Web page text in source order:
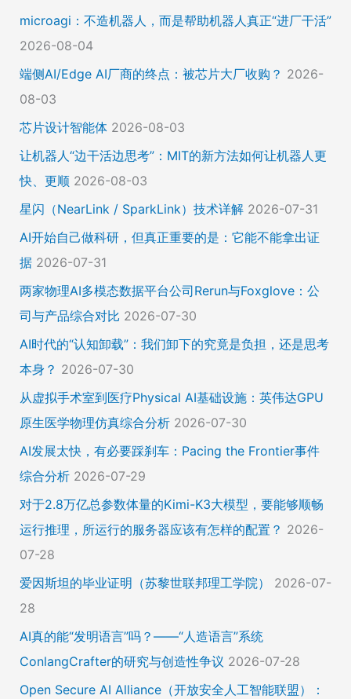
microagi：不造机器人，而是帮助机器人真正“进厂干活”
2026-08-04
端侧AI/Edge AI厂商的终点：被芯片大厂收购？ 2026-
08-03
芯片设计智能体 2026-08-03
让机器人“边干活边思考”：MIT的新方法如何让机器人更
快、更顺 2026-08-03
星闪（NearLink / SparkLink）技术详解 2026-07-31
AI开始自己做科研，但真正重要的是：它能不能拿出证
据 2026-07-31
两家物理AI多模态数据平台公司Rerun与Foxglove：公
司与产品综合对比 2026-07-30
AI时代的“认知卸载”：我们卸下的究竟是负担，还是思考
本身？ 2026-07-30
从虚拟手术室到医疗Physical AI基础设施：英伟达GPU
原生医学物理仿真综合分析 2026-07-30
AI发展太快，有必要踩刹车：Pacing the Frontier事件
综合分析 2026-07-29
对于2.8万亿总参数体量的Kimi-K3大模型，要能够顺畅
运行推理，所运行的服务器应该有怎样的配置？ 2026-
07-28
爱因斯坦的毕业证明（苏黎世联邦理工学院）
2026-07-
28
AI真的能“发明语言”吗？——“人造语言”系统
ConlangCrafter的研究与创造性争议 2026-07-28
Open Secure AI Alliance（开放安全人工智能联盟）：